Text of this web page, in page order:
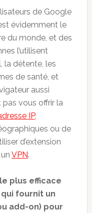
de Google
évidemment le
du monde, et des
l’utilisent
la détente, les
de santé, et
aussi
vous offrir la
IP,
ou de
d’extension
VPN.
plus efficace
qui fournit un
add-on) pour